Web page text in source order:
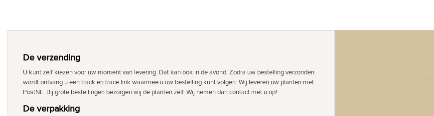
De verzending
U kunt zelf kiezen voor uw moment van levering. Dat kan ook in de avond. Zodra uw bestelling verzonden
wordt ontvang u een track en trace link waarmee u uw bestelling kunt volgen. Wij leveren uw planten met
PostNL. Bij grote bestellingen bezorgen wij de planten zelf. Wij nemen dan contact met u op!
De verpakking